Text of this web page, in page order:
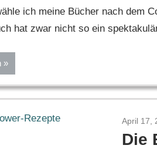
ich meine Bücher nach dem
hat zwar nicht so ein
April 17,
Die